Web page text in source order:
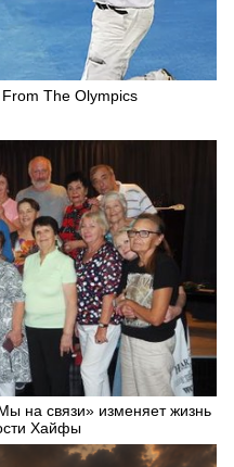
The Olympics
на связи» изменяет жизнь
Хайфы